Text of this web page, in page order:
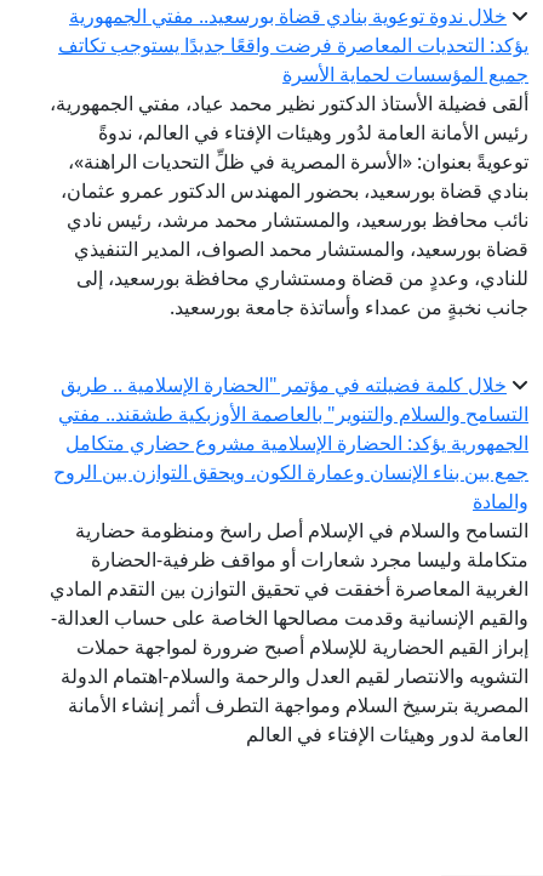
خلال ندوة توعوية بنادي قضاة بورسعيد.. مفتي الجمهورية
يؤكد: التحديات المعاصرة فرضت واقعًا جديدًا يستوجب تكاتف
جميع المؤسسات لحماية الأسرة
ألقى فضيلة الأستاذ الدكتور نظير محمد عياد، مفتي الجمهورية،
رئيس الأمانة العامة لدُور وهيئات الإفتاء في العالم، ندوةً
توعويةً بعنوان: «الأسرة المصرية في ظلِّ التحديات الراهنة»،
بنادي قضاة بورسعيد، بحضور المهندس الدكتور عمرو عثمان،
نائب محافظ بورسعيد، والمستشار محمد مرشد، رئيس نادي
قضاة بورسعيد، والمستشار محمد الصواف، المدير التنفيذي
للنادي، وعددٍ من قضاة ومستشاري محافظة بورسعيد، إلى
جانب نخبةٍ من عمداء وأساتذة جامعة بورسعيد.
خلال كلمة فضيلته في مؤتمر "الحضارة الإسلامية .. طريق
التسامح والسلام والتنوير" بالعاصمة الأوزبكية طشقند.. مفتي
الجمهورية يؤكد: الحضارة الإسلامية مشروع حضاري متكامل
جمع بين بناء الإنسان وعمارة الكون، ويحقق التوازن بين الروح
والمادة
التسامح والسلام في الإسلام أصل راسخ ومنظومة حضارية
متكاملة وليسا مجرد شعارات أو مواقف ظرفية-الحضارة
الغربية المعاصرة أخفقت في تحقيق التوازن بين التقدم المادي
والقيم الإنسانية وقدمت مصالحها الخاصة على حساب العدالة-
إبراز القيم الحضارية للإسلام أصبح ضرورة لمواجهة حملات
التشويه والانتصار لقيم العدل والرحمة والسلام-اهتمام الدولة
المصرية بترسيخ السلام ومواجهة التطرف أثمر إنشاء الأمانة
العامة لدور وهيئات الإفتاء في العالم